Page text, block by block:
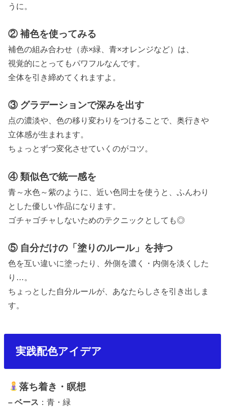
うに。
② 補色を使ってみる
補色の組み合わせ（赤×緑、青×オレンジなど）は、
視覚的にとってもパワフルなんです。
全体を引き締めてくれますよ。
③ グラデーションで深みを出す
点の濃淡や、色の移り変わりをつけることで、奥行きや
立体感が生まれます。
ちょっとずつ変化させていくのがコツ。
④ 類似色で統一感を
青～水色～紫のように、近い色同士を使うと、ふんわり
とした優しい作品になります。
ゴチャゴチャしないためのテクニックとしても◎
⑤ 自分だけの「塗りのルール」を持つ
色を互い違いに塗ったり、外側を濃く・内側を淡くした
り … 。
ちょっとした自分ルールが、あなたらしさを引き出しま
す。
実践配色アイデア
落ち着き・瞑想
–ベース ：青・緑